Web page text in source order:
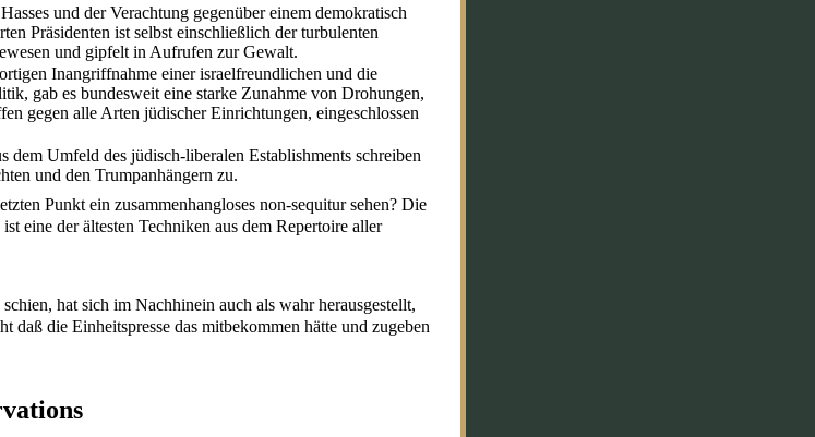
und der Verachtung gegenüber einem demokratisch
Präsidenten ist selbst einschließlich der turbulenten
und gipfelt in Aufrufen zur Gewalt.
Inangriffnahme einer israelfreundlichen und die
gab es bundesweit eine starke Zunahme von Drohungen,
gegen alle Arten jüdischer Einrichtungen, eingeschlossen
dem Umfeld des jüdisch-liberalen Establishments schreiben
und den Trumpanhängern zu.
Punkt ein zusammenhangloses non-sequitur sehen? Die
eine der ältesten Techniken aus dem Repertoire aller
hat sich im Nachhinein auch als wahr herausgestellt,
daß die Einheitspresse das mitbekommen hätte und zugeben